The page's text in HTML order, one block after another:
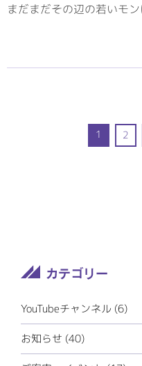
まだまだその辺の若いモ
1 2
YouTubeチャンネル (6)
お知らせ (40)